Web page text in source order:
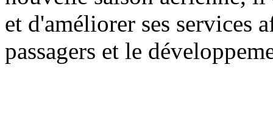
et d'améliorer ses services
passagers et le